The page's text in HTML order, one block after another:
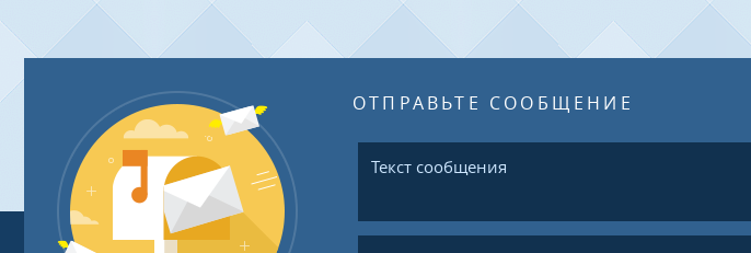
ОТПРАВЬТЕ СООБЩЕНИЕ